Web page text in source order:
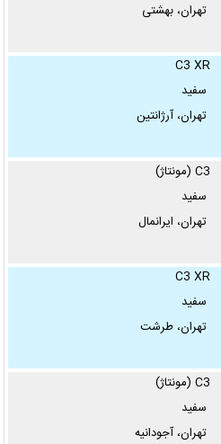
مدل:
تهران، بهشتی
C3 XR
سفید
تهران، آرژانتین
C3 (مونتاژ)
سفید
تهران، ایرانمال
C3 XR
سفید
تهران، طرشت
C3 (مونتاژ)
سفید
تهران، آجودانیه